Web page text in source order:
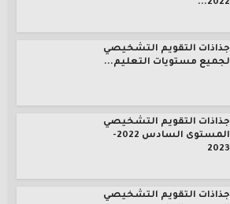
2022...
جذاذات التقويم التشخيصي
لجميع مستويات التعليم...
جذاذات التقويم التشخيصي
المستوى السادس 2022-
2023
جذاذات التقويم التشخيصي